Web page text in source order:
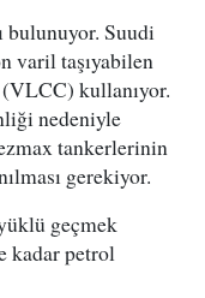
bulunuyor. Suudi
varil taşıyabilen
kullanıyor.
nedeniyle
tankerlerinin
gerekiyor.
geçmek
kadar petrol